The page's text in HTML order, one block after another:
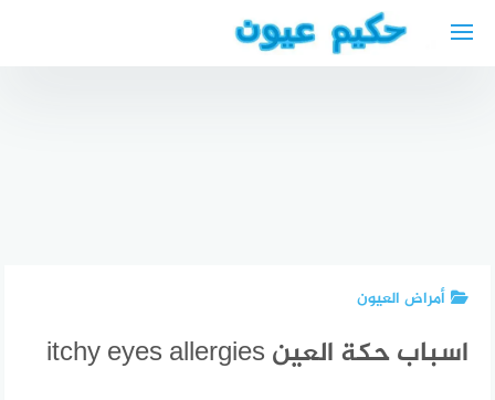
أمراض العيون
اسباب حكة العين itchy eyes allergies